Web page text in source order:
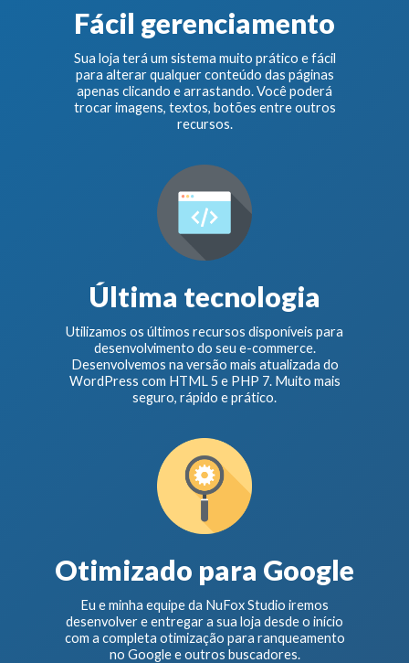
Fácil gerenciamento
Sua loja terá um sistema muito prático e fácil
para alterar qualquer conteúdo das páginas
apenas clicando e arrastando. Você poderá
trocar imagens, textos, botões entre outros
recursos.
Última tecnologia
Utilizamos os últimos recursos disponíveis para
desenvolvimento do seu e-commerce.
Desenvolvemos na versão mais atualizada do
WordPress com HTML 5 e PHP 7. Muito mais
seguro, rápido e prático.
Otimizado para Google
Eu e minha equipe da NuFox Studio iremos
desenvolver e entregar a sua loja desde o início
com a completa otimização para ranqueamento
no Google e outros buscadores.